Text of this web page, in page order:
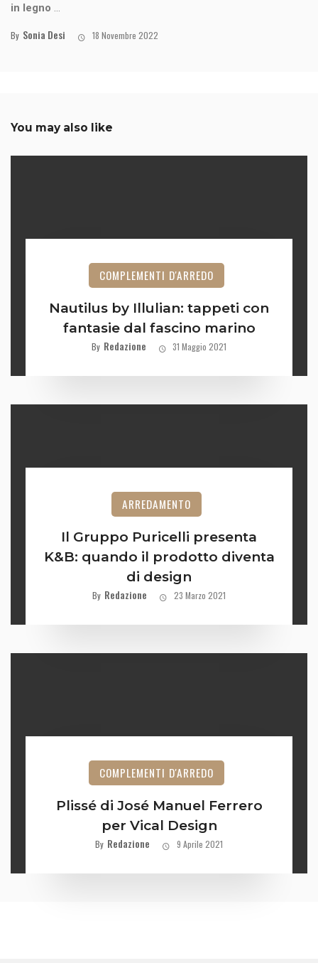
in legno ...
By Sonia Desi 18 Novembre 2022
You may also like
COMPLEMENTI D'ARREDO
Nautilus by Illulian: tappeti con
fantasie dal fascino marino
By Redazione 31 Maggio 2021
ARREDAMENTO
Il Gruppo Puricelli presenta
K&B: quando il prodotto diventa
di design
By Redazione 23 Marzo 2021
COMPLEMENTI D'ARREDO
Plissé di José Manuel Ferrero
per Vical Design
By Redazione 9 Aprile 2021